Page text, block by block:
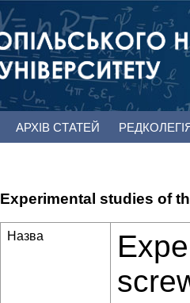
АРХІВ СТАТЕЙ
Experimental studies of
Назва